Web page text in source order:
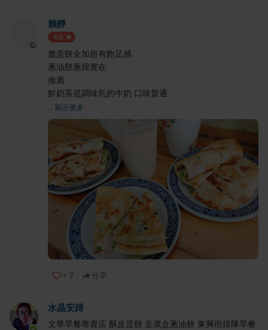
賴靜
4.0
脆蛋餅全加超有飽足感
蔥油餅蔥很實在
推薦
鮮奶茶是調味乳的牛奶 口味普通
... 顯示更多
+ 2 分享
水晶安蹄
文華早餐專賣店 酥皮蛋餅 韭菜盒蔥油餅 東興街排隊早餐